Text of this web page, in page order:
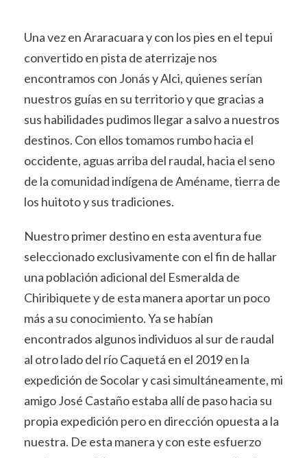
Una vez en Araracuara y con los pies en el tepui
convertido en pista de aterrizaje nos
encontramos con Jonás y Alci, quienes serían
nuestros guías en su territorio y que gracias a
sus habilidades pudimos llegar a salvo a nuestros
destinos. Con ellos tomamos rumbo hacia el
occidente, aguas arriba del raudal, hacia el seno
de la comunidad indígena de Améname, tierra de
los huitoto y sus tradiciones.
Nuestro primer destino en esta aventura fue
seleccionado exclusivamente con el fin de hallar
una población adicional del Esmeralda de
Chiribiquete y de esta manera aportar un poco
más a su conocimiento. Ya se habían
encontrados algunos individuos al sur de raudal
al otro lado del río Caquetá en el 2019 en la
expedición de Socolar y casi simultáneamente, mi
amigo José Castaño estaba allí de paso hacia su
propia expedición pero en dirección opuesta a la
nuestra. De esta manera y con este esfuerzo